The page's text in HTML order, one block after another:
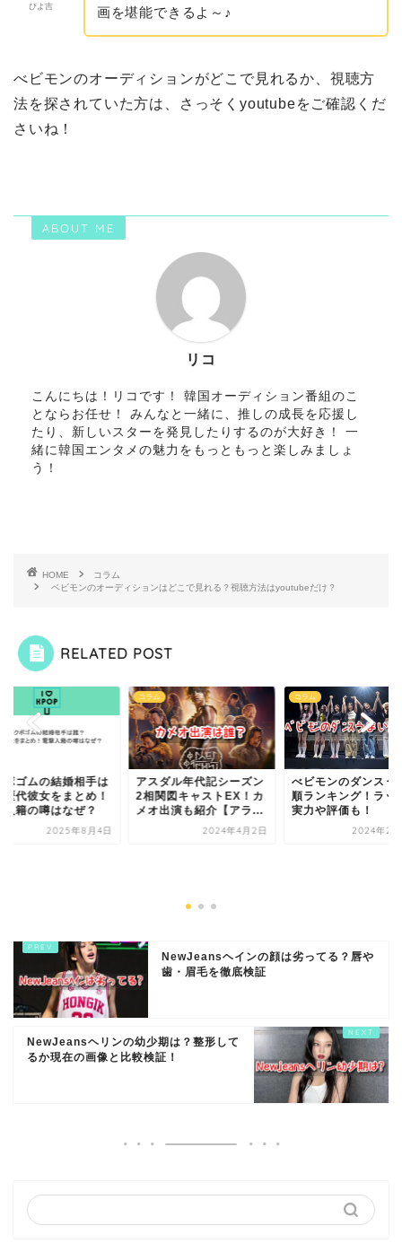
ぴよ吉 画を堪能できるよ～♪
べビモンのオーディションがどこで見れるか、視聴方
法を探されていた方は、さっそくyoutubeをご確認くだ
さいね！
ABOUT ME
リコ
こんにちは！リコです！ 韓国オーディション番組のこ
とならお任せ！ みんなと一緒に、推しの成長を応援し
たり、新しいスターを発見したりするのが大好き！ 一
緒に韓国エンタメの魅力をもっともっと楽しみましょ
う！
HOME
コラム
ベビモンのオーディションはどこで見れる？視聴方法はyoutubeだけ？
RELATED POST
ボゴムの結婚相手は
歴代彼女をまとめ！
入籍の噂はなぜ？
2025年8月4日
コラム
アスダル年代記シーズン
2相関図キャストEX！カ
メオ出演も紹介【アラ...
2024年4月2日
コラム
べビモンのダンスう
順ランキング！ラッ
実力や評価も！
2024年2
NewJeansヘインの顔は劣ってる？唇や
歯・眉毛を徹底検証
NewJeansヘリンの幼少期は？整形して
るか現在の画像と比較検証！